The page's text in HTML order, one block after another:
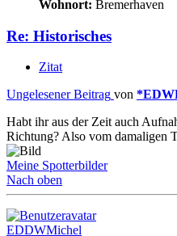
Wohnort: Bremerhaven
Re: Historisches
Zitat
Ungelesener Beitrag von
Habt ihr aus der Zeit auch
Richtung? Also vom damaligen
Meine Spotterbilder
Nach oben
EDDWMichel